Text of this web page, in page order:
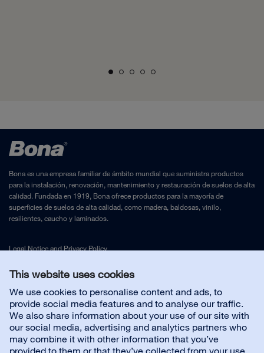
This website uses cookies
We use cookies to personalise content and ads, to
provide social media features and to analyse our traffic.
We also share information about your use of our site with
our social media, advertising and analytics partners who
may combine it with other information that you’ve
provided to them or that they’ve collected from your use
Bona es una empresa familiar de ámbito mundial que suministra productos
para la instalación, renovación, mantenimiento y restauración de suelos de alta
calidad. Fundada en 1919, Bona ofrece productos para la mayoría de
superficies de suelos de alta calidad, como madera, baldosas, vinilo,
resilientes, caucho y laminados.
Legal Noticeand Privacy Policy
Contáctenos
Servicio al cliente